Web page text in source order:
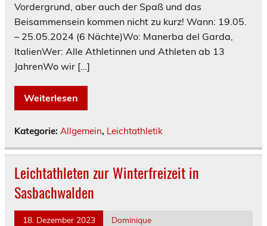
Vordergrund, aber auch der Spaß und das
Beisammensein kommen nicht zu kurz! Wann: 19.05.
– 25.05.2024 (6 Nächte)Wo: Manerba del Garda,
ItalienWer: Alle Athletinnen und Athleten ab 13
JahrenWo wir […]
Weiterlesen
Kategorie: Allgemein, Leichtathletik
Leichtathleten zur Winterfreizeit in
Sasbachwalden
18. Dezember 2023 Dominique